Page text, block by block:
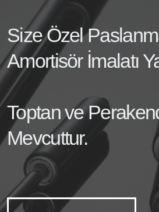
Size Özel
Amortisör İmalatı
Toptan ve
Mevcuttur.